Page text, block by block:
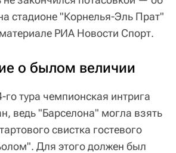
стадионе "Корнелья-Эль Прат"
РИА Новости Спорт.
о былом величии
го тура чемпионская интрига
ведь "Барселона" могла взять
свистка гостевого
Для этого должен был